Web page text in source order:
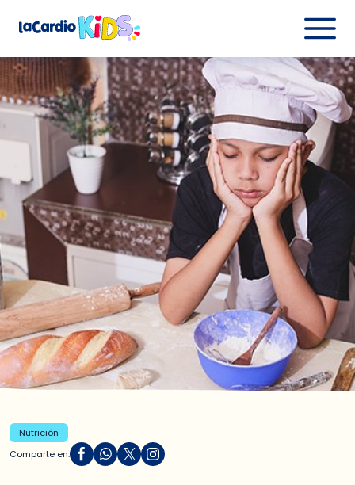
Nutrición
Comparte en: